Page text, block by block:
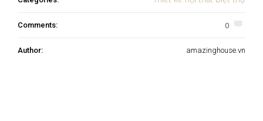
Comments: 0
Author: amazinghouse.vn